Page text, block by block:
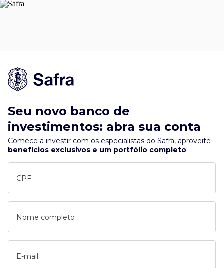
Seu novo banco de
investimentos: abra sua conta
Comece a investir com os especialistas do Safra, aproveite
benefícios exclusivos e um portfólio completo.
CPF
Nome completo
E-mail